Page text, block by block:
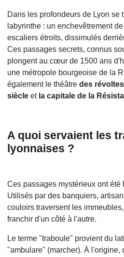
Dans les profondeurs de Lyon se
labyrinthe : un enchevêtrement
escaliers étroits, dissimulés
Ces passages secrets, connus
plongent au cœur de 1500 ans
une métropole bourgeoise de la
également le théâtre des
siècle et la capitale de la
A quoi servaient les
lyonnaises ?
Ces passages mystérieux ont été
Utilisés par des banquiers,
couloirs traversent les
franchir d'un côté à l'autre.
Le terme "traboule" provient du
"ambulare" (marcher). À l'origine,